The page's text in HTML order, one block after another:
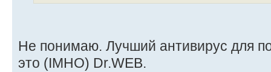
Не понимаю. Лучший антивирус для
это (IMHO) Dr.WEB.